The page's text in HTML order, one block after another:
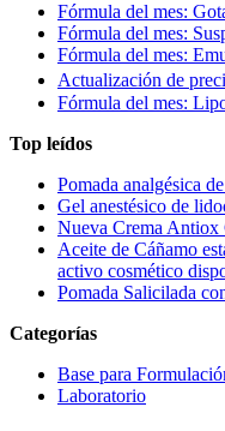
Fórmula del mes:
Fórmula del mes:
Fórmula del mes:
Actualización de
Fórmula del mes:
Top leídos
Pomada analgésica
Gel anestésico de
Nueva Crema Antiox
Aceite de Cáñamo
activo cosmético
Pomada Salicilada
Categorías
Base para
Laboratorio